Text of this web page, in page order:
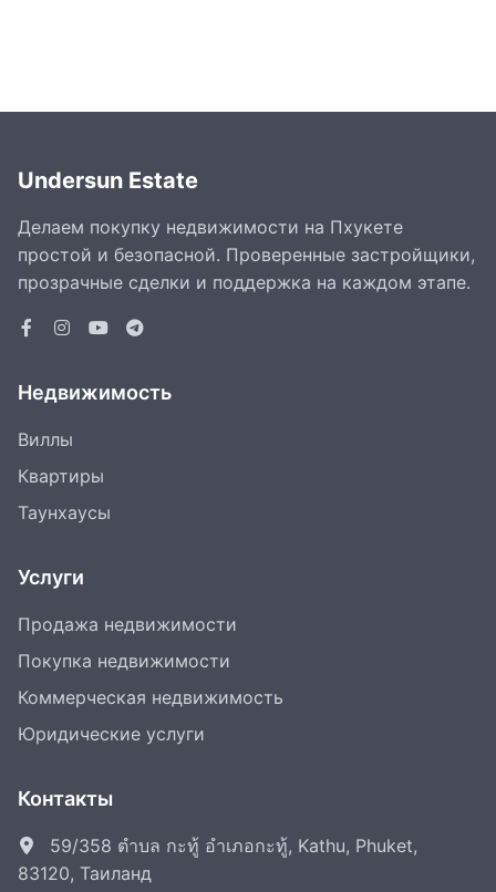
Undersun Estate
Делаем покупку недвижимости на Пхукете
простой и безопасной. Проверенные застройщики,
прозрачные сделки и поддержка на каждом этапе.
Недвижимость
Виллы
Квартиры
Таунхаусы
Услуги
Продажа недвижимости
Покупка недвижимости
Коммерческая недвижимость
Юридические услуги
Контакты
59/358 ตำบล กะทู้ อำเภอกะทู้, Kathu, Phuket,
83120, Таиланд